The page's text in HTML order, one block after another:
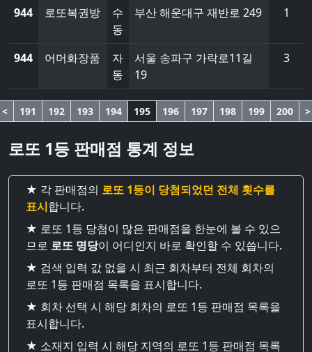
944 로또복권방
수
동
부산 해운대구 재반로 249 1
944 어머화장품
자
동
서울 송파구 가락로11길
19
3
< 191 192 193 194 195 196 197 198 199 200 >
로또 1등 판매점 통계 정보
★ 각 판매점의 로또 1등이 당첨되었던 전체 횟수를
표시합니다.
★ 로또 1등 당첨이 많은 판매점을 한눈에 볼 수 있으
므로 로또 명당이 어디인지 바로 확인할 수 있씁니다.
★ 검색 입력 값 없을 시 최근 회차부터 전체 회차의
로또 1등 판매점 목록을 표시합니다.
★ 회차 선택 시 해당 회차의 로또 1등 판매점 목록을
표시합니다.
★ 소재지 입력 시 해당 지역의 로또 1등 판매점 목록